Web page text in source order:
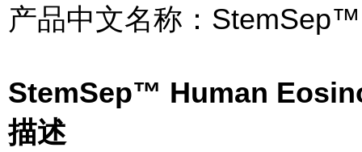
产品中文名称：
StemSep™ Human
描述